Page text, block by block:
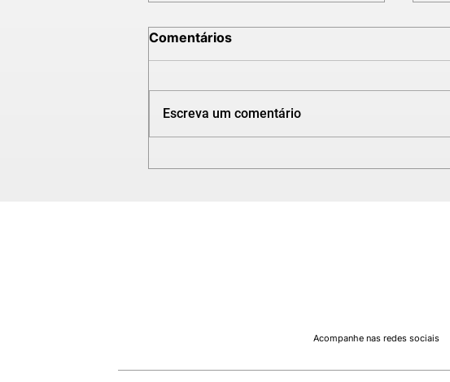
Comentários
Escreva um comentário
Acompanhe nas redes sociais